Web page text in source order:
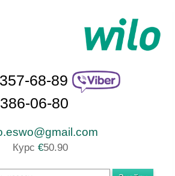
68-89
06-80
Курс €50.90